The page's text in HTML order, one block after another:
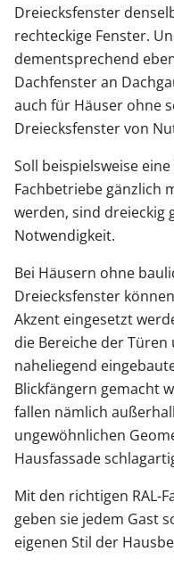
Dreiecksfenster
rechteckige Fenster.
dementsprechend
Dachfenster an
auch für Häuser ohne
Dreiecksfenster von
Soll beispielsweise
Fachbetriebe gänzlich
werden, sind dreieckig
Notwendigkeit.
Bei Häusern ohne
Dreiecksfenster
Akzent eingesetzt
die Bereiche der
naheliegend
Blickfängern gemacht
fallen nämlich
ungewöhnlichen
Hausfassade
Mit den richtigen RAL-
geben sie jedem Gast
eigenen Stil der